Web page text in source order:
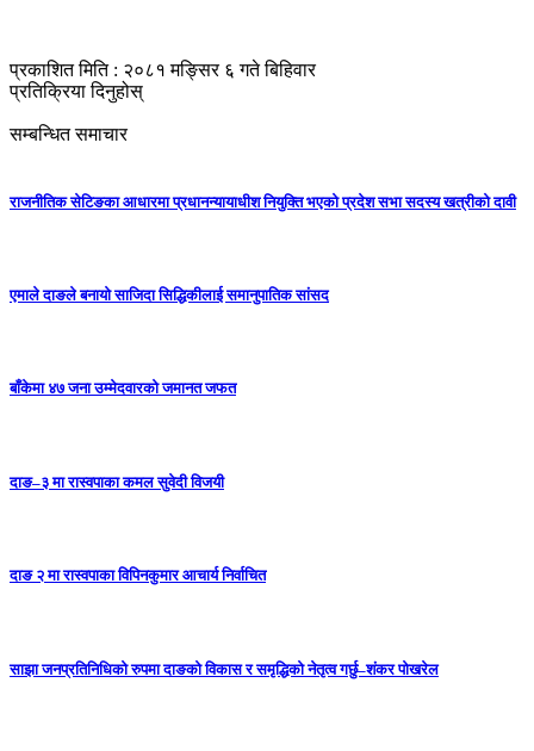
प्रकाशित मिति : २०८१ मङ्सिर ६ गते बिहिवार
प्रतिक्रिया दिनुहोस्
सम्बन्धित समाचार
राजनीतिक सेटिङका आधारमा प्रधानन्यायाधीश नियुक्ति भएको प्रदेश सभा सदस्य खत्रीको दावी
एमाले दाङले बनायाे साजिदा सिद्धिकीलाई समानुपातिक सांसद
बाँकेमा ४७ जना उम्मेदवारको जमानत जफत
दाङ–३ मा रास्वपाका कमल सुवेदी विजयी
दाङ २ मा रास्वपाका विपिनकुमार आचार्य निर्वाचित
साझा जनप्रतिनिधिको रुपमा दाङको विकास र समृद्धिको नेतृत्व गर्छु–शंकर पोखरेल